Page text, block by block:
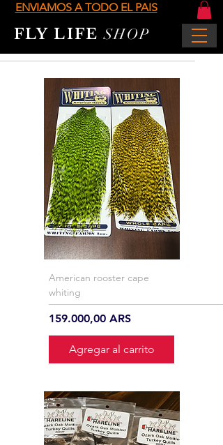
ENVIAMOS A TODO EL PAIS
FLY LIFESHOP
American rooster cape
whiting
Precio
159.000,00 ARS
Agregar al carrito